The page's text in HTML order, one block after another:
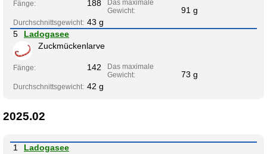
Fänge: 188
Das maximale
Gewicht:
91 g
Durchschnittsgewicht: 43 g
5
Ladogasee
Zuckmückenlarve
Fänge: 142
Das maximale
Gewicht:
73 g
Durchschnittsgewicht: 42 g
2025.02
1
Ladogasee